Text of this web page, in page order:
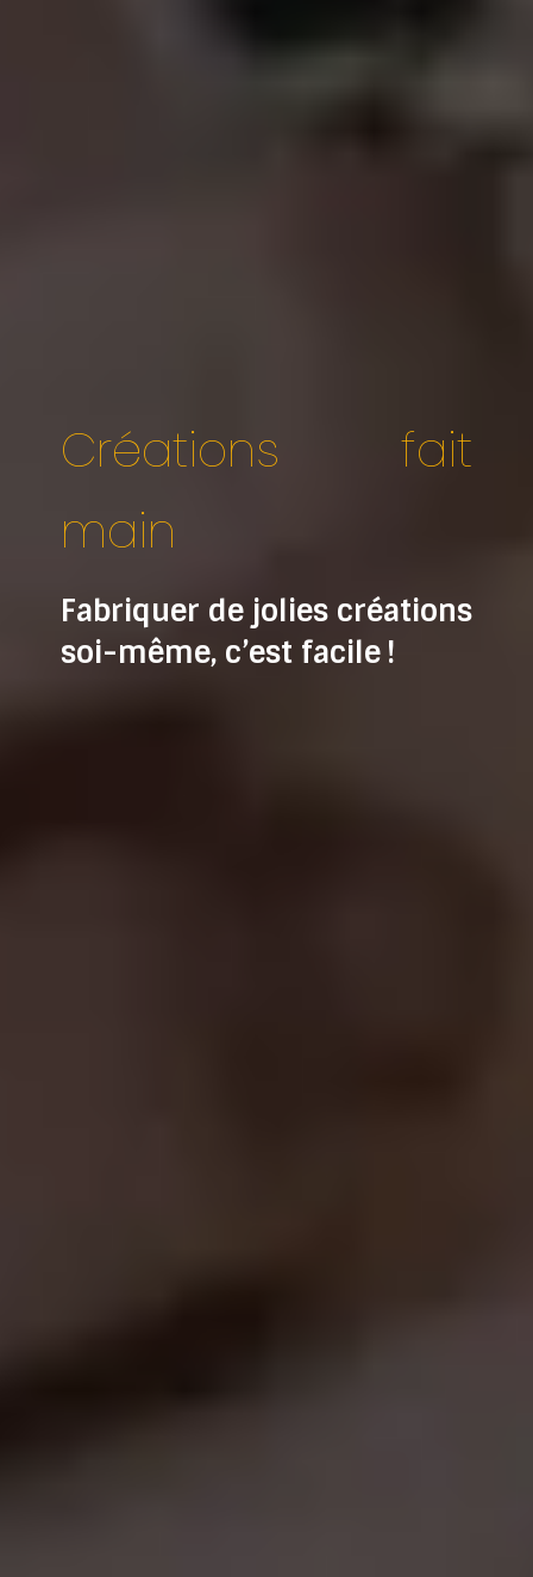
Créations fait
main
Fabriquer de jolies créations
soi-même, c’est facile !